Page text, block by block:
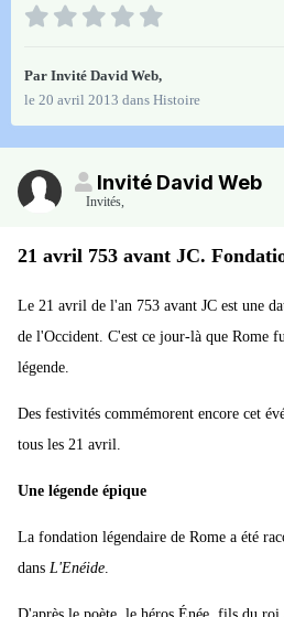
Par Invité David Web,
le 20 avril 2013 dans Histoire
Invité David Web
Invités,
21 avril 753 avant JC.
Le 21 avril de l'an 753 avant JC est une
de l'Occident. C'est ce jour-là que Rome
légende.
Des festivités commémorent encore cet
tous les 21 avril.
Une légende épique
La fondation légendaire de Rome a été
dans L'Enéide.